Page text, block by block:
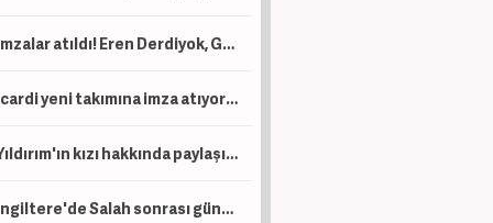
İmzalar atıldı! Eren Derdiyok, Galatasaray'da göreve getirildi
Icardi yeni takımına imza atıyor! Ev bakmaya bile başladı
Yıldırım'ın kızı hakkında paylaşım yapan şahıs için tutuklama talebi!
İngiltere'de Salah sonrası gündem Türkiye: Süper Lig, Suudi Arabistan'a rakip oldu!